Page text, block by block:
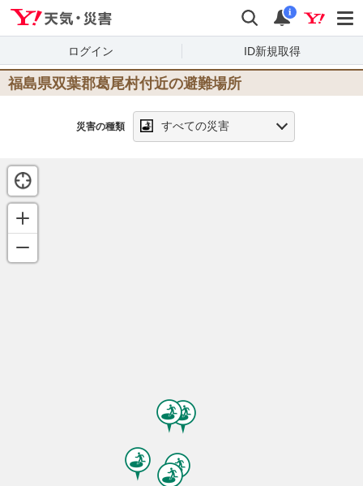
検索 通知
i
ログイン ID新規取得
福島県双葉郡葛尾村付近の避難場所
災害の種類 すべての災害